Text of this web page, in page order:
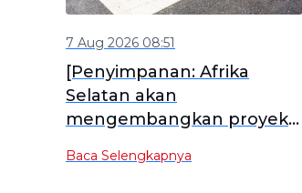
7 Aug 2026 08:51
[Penyimpanan: Afrika
Selatan akan
mengembangkan proyek
penyimpanan 300MWh]
Baca Selengkapnya